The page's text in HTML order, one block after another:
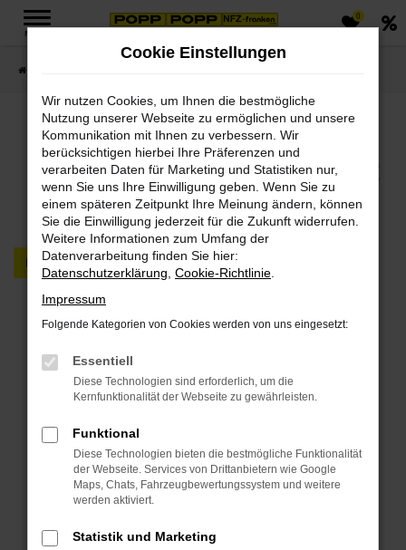
Zum
MENÜ
0
Jetzt PKWs & LKWs in
unserem Fahrzeugmarkt
finden
PKW LKW
Fehler: Network Error
Beim Laden ist ein Fehler aufgetreten.
Hier sind ein paar Tipps, die dir helfen können:
Internetverbindung.
Laden andere Webseiten, zum Beispiel deine
Suchmaschine?
Prüfe deine Browsererweiterungen.
können das Laden bestimmter Seiten
Cookie Einstellungen
Wir nutzen Cookies, um Ihnen die bestmögliche
Nutzung unserer Webseite zu ermöglichen und unsere
Kommunikation mit Ihnen zu verbessern. Wir
berücksichtigen hierbei Ihre Präferenzen und
verarbeiten Daten für Marketing und Statistiken nur,
wenn Sie uns Ihre Einwilligung geben. Wenn Sie zu
einem späteren Zeitpunkt Ihre Meinung ändern, können
Sie die Einwilligung jederzeit für die Zukunft widerrufen.
Weitere Informationen zum Umfang der
Datenverarbeitung finden Sie hier:
Datenschutzerklärung Cookie-Richtlinie
Impressum
Folgende Kategorien von Cookies werden von uns eingesetzt:
Essentiell
Diese Technologien sind erforderlich, um die
Kernfunktionalität der Webseite zu gewährleisten.
Funktional
Diese Technologien bieten die bestmögliche Funktionalität
der Webseite. Services von Drittanbietern wie Google
Maps, Chats, Fahrzeugbewertungssystem und weitere
werden aktiviert.
Statistik und Marketing